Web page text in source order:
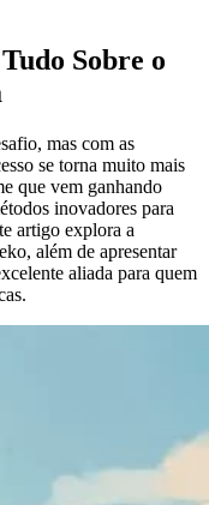
Sobre o
mas com as
se torna muito mais
que vem ganhando
inovadores para
artigo explora a
além de apresentar
aliada para quem